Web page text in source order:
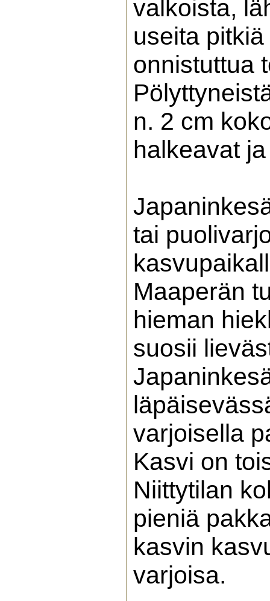
valkoista,
useita
onnistuttua
n. 2 cm
halkeavat
tai
Maaperän
hieman
suosii
varjoisella
Kasvi on
Niittytilan
pieniä
kasvin
varjoisa.